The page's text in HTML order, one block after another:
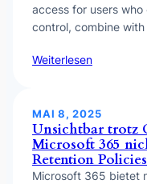
access for users
control, combine
Weiterlesen
MAI 8, 2025
Unsichtbar trotz
Microsoft 365
Retention
Microsoft 365 bietet